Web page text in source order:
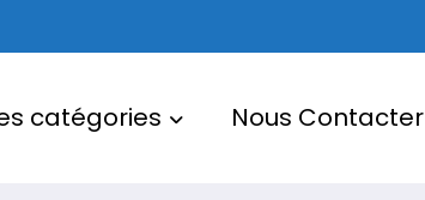
catégories Nous Contacter